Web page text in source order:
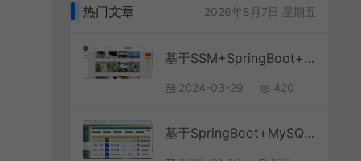
热门文章 2026年8月7日 星期五
基于SSM+SpringBoot+MySQL的高校二手交易系统(附论文)
2024-03-29 420
基于SpringBoot+MySQL+Vue.js的智慧物流小程序(附论文)